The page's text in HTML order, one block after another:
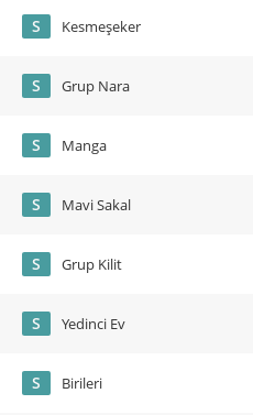
S Kesmeşeker
S Grup Nara
S Manga
S Mavi Sakal
S Grup Kilit
S Yedinci Ev
S Birileri